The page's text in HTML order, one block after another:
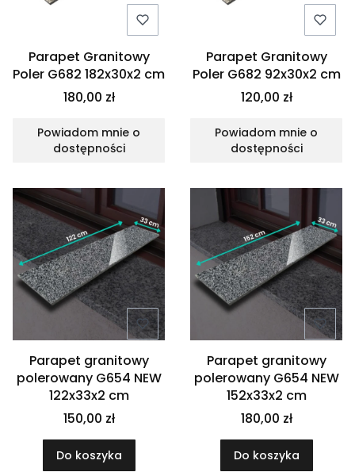
Parapet Granitowy
Poler G682 182x30x2 cm
180,00 zł
Powiadom mnie o
dostępności
Parapet Granitowy
Poler G682 92x30x2 cm
120,00 zł
Powiadom mnie o
dostępności
Parapet granitowy
polerowany G654 NEW
122x33x2 cm
150,00 zł
Do koszyka
Parapet granitowy
polerowany G654 NEW
152x33x2 cm
180,00 zł
Do koszyka